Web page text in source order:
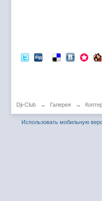
Dji-Club → Галерея →
Использовать мобильную